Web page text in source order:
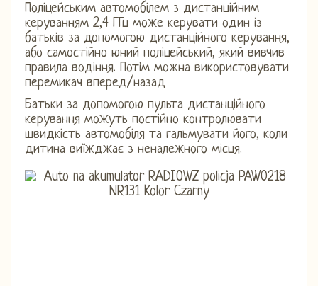
Поліцейським автомобілем з дистанційним
керуванням 2,4 ГГц може керувати один із
батьків за допомогою дистанційного керування,
або самостійно юний поліцейський, який вивчив
правила водіння. Потім можна використовувати
перемикач вперед/назад
Батьки за допомогою пульта дистанційного
керування можуть постійно контролювати
швидкість автомобіля та гальмувати його, коли
дитина виїжджає з неналежного місця.